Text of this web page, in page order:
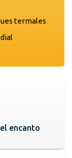
termales
encanto